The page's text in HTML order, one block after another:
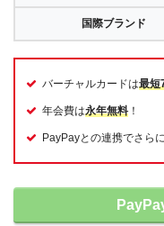
国際ブランド
バーチャルカードは最短
年会費は永年無料 ！
PayPayとの連携でさら